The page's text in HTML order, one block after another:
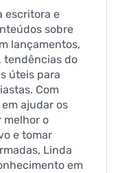
escritora e
sobre
lançamentos,
tendências do
úteis para
Com
ajudar os
melhor o
e tomar
Linda
em